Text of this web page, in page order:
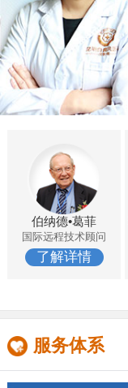
伯纳德•葛菲
国际远程技术顾问
了解详情
服务体系